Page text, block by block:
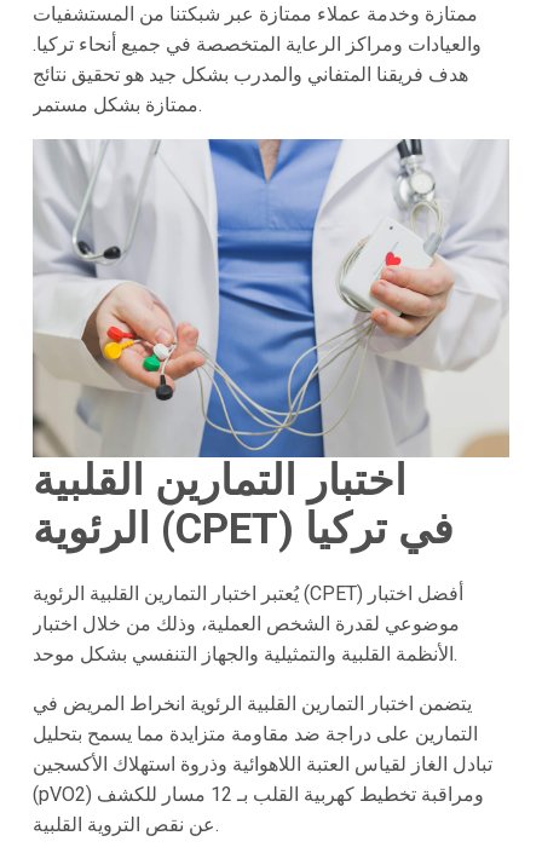
ممتازة وخدمة عملاء ممتازة عبر شبكتنا من المستشفيات
والعيادات ومراكز الرعاية المتخصصة في جميع أنحاء تركيا.
هدف فريقنا المتفاني والمدرب بشكل جيد هو تحقيق نتائج
ممتازة بشكل مستمر.
اختبار التمارين القلبية
الرئوية (CPET) في تركيا
يُعتبر اختبار التمارين القلبية الرئوية (CPET) أفضل اختبار
موضوعي لقدرة الشخص العملية، وذلك من خلال اختبار
الأنظمة القلبية والتمثيلية والجهاز التنفسي بشكل موحد.
يتضمن اختبار التمارين القلبية الرئوية انخراط المريض في
التمارين على دراجة ضد مقاومة متزايدة مما يسمح بتحليل
تبادل الغاز لقياس العتبة اللاهوائية وذروة استهلاك الأكسجين
(pVO2) ومراقبة تخطيط كهربية القلب بـ 12 مسار للكشف
عن نقص التروية القلبية.